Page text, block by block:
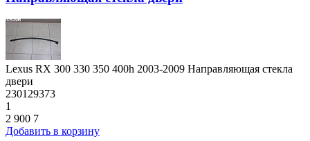
Lexus RX 300 330 350 400h 2003-2009 Направляющая стекла
двери
230129373
1
2 900 7
Добавить в корзину